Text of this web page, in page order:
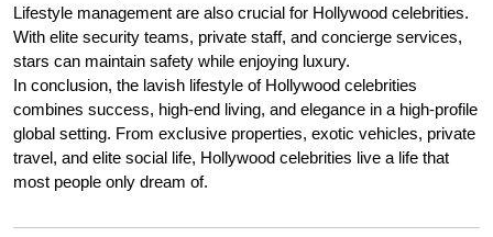
Lifestyle management are also crucial for Hollywood celebrities.
With elite security teams, private staff, and concierge services,
stars can maintain safety while enjoying luxury.
In conclusion, the lavish lifestyle of Hollywood celebrities
combines success, high-end living, and elegance in a high-profile
global setting. From exclusive properties, exotic vehicles, private
travel, and elite social life, Hollywood celebrities live a life that
most people only dream of.